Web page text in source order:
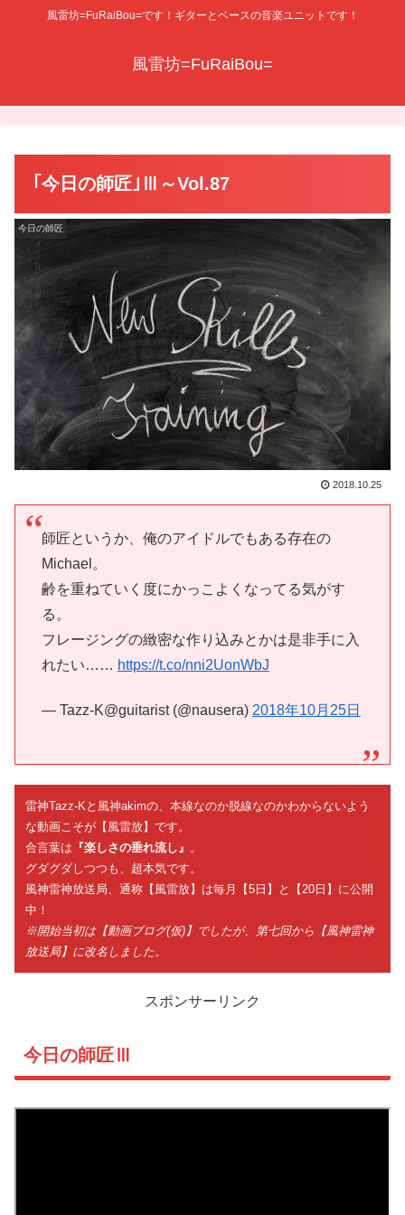
風雷坊=FuRaiBou=です！ギターとベースの音楽ユニットです！
風雷坊=FuRaiBou=
｢今日の師匠｣Ⅲ～Vol.87
今日の師匠
2018.10.25
師匠というか、俺のアイドルでもある存在の
Michael。
齢を重ねていく度にかっこよくなってる気がす
る。
フレージングの緻密な作り込みとかは是非手に入
れたい…… https://t.co/nni2UonWbJ
— Tazz-K@guitarist (@nausera) 2018年10月25日
雷神Tazz-Kと風神akimの、本線なのか脱線なのかわからないよう
な動画こそが【風雷放】です。
合言葉は 『楽しさの垂れ流し』 。
グダグダしつつも、超本気です。
風神雷神放送局、通称【風雷放】は毎月【5日】と【20日】に公開
中！
※開始当初は【動画ブログ(仮)】でしたが、第七回から【風神雷神
放送局】に改名しました。
スポンサーリンク
今日の師匠Ⅲ